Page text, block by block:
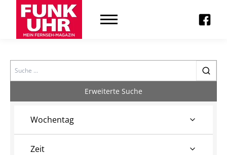
Search
Erweiterte Suche
Wochentag
Zeit